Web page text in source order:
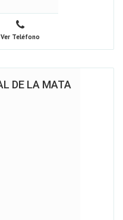
Ver Teléfono
DE LA MATA